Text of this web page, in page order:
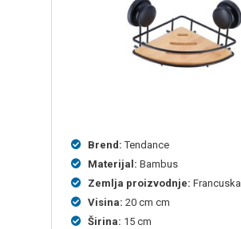
Brend: Tendance
Materijal: Bambus
Zemlja proizvodnje: Francuska
Visina: 20 cm cm
Širina: 15 cm